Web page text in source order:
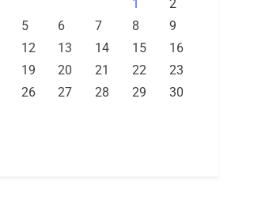
1
2
5 6 7 8
9
12 13 14 15
16
19 20 21 22
23
26 27 28 29
30